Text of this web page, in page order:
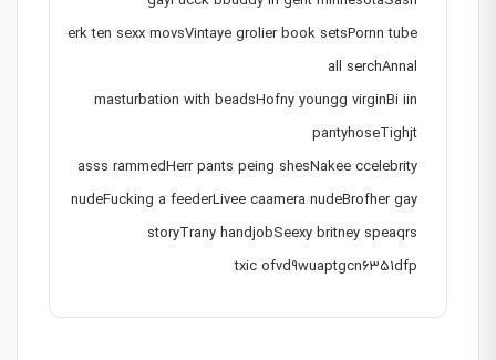
erk ten sexx movsVintaye grolier book setsPornn tube
all serchAnnal
masturbation with beadsHofny youngg virginBi iin
pantyhoseTighjt
asss rammedHerr pants peing shesNakee ccelebrity
nudeFucking a feederLivee caamera nudeBrofher gay
storyTrany handjobSeexy britney speaqrs
txic ofvd9wuaptgcn6351dfp